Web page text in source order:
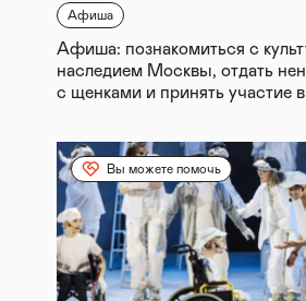
Афиша
Афиша: познакомиться с
наследием Москвы, отдать
с щенками и принять участие в
Вы можете помочь